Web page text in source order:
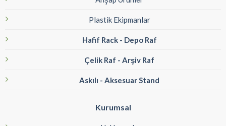
Plastik Ekipmanlar
Hafif Rack - Depo Raf
Çelik Raf - Arşiv Raf
Askılı - Aksesuar Stand
Kurumsal